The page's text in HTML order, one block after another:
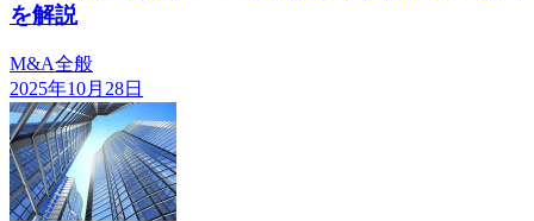
を解説
M&A全般
2025年10月28日